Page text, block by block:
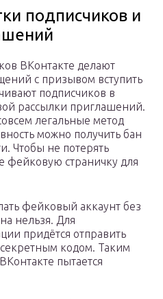
подписчиков и
ВКонтакте делают
с призывом вступить
подписчиков в
рассылки приглашений.
легальные метод
можно получить бан
Чтобы не потерять
фейковую страничку для
фейковый аккаунт без
нельзя. Для
придётся отправить
кодом. Таким
пытается